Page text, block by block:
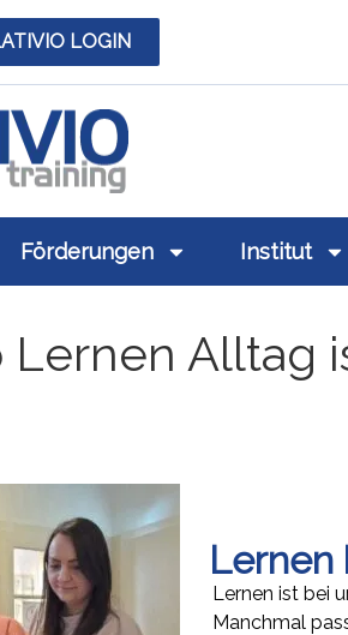
öffnen
www.linkedin.com/company/
LOGIN
Link zu https://
Förderungen Institut
Lernen Alltag
Lernen
Lernen ist bei
Manchmal